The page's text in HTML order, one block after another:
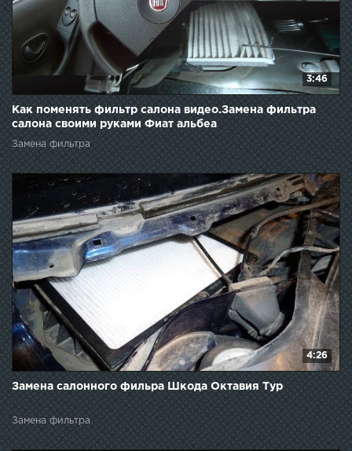
3:46
Как поменять фильтр салона видео.Замена фильтра
салона своими руками Фиат альбеа
Замена фильтра
4:26
Замена салонного фильра Шкода Октавия Тур
Замена фильтра